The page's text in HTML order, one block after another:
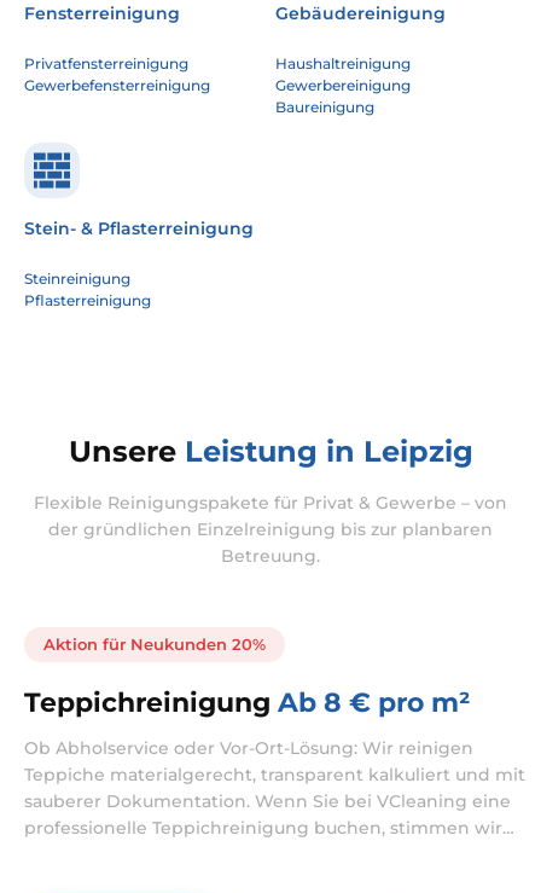
Fensterreinigung
Privatfensterreinigung
Gewerbefensterreinigung
Gebäudereinigung
Haushaltreinigung
Gewerbereinigung
Baureinigung
Stein- & Pflasterreinigung
Steinreinigung
Pflasterreinigung
Unsere Leistung in Leipzig
Flexible Reinigungspakete für Privat & Gewerbe – von
der gründlichen Einzelreinigung bis zur planbaren
Betreuung.
Aktion für Neukunden 20%
Teppichreinigung Ab 8 € pro m²
Ob Abholservice oder Vor-Ort-Lösung: Wir reinigen
Teppiche materialgerecht, transparent kalkuliert und mit
sauberer Dokumentation. Wenn Sie bei VCleaning eine
professionelle Teppichreinigung buchen, stimmen wir